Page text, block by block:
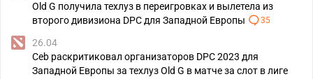
Old G получила техлуз в переигровках и вылетела из
второго дивизиона DPC для Западной Европы
35
26.04
Ceb раскритиковал организаторов DPC 2023 для
Западной Европы за техлуз Old G в матче за слот в лиге